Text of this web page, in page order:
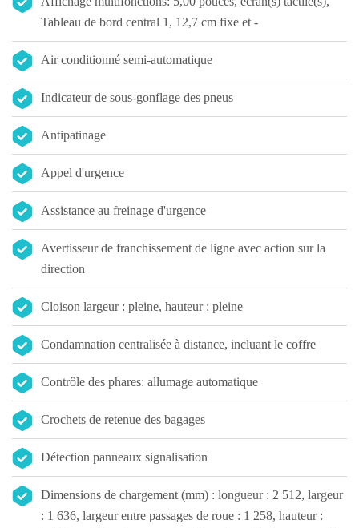
Tableau de bord central 1, 12,7 cm fixe et -
Air conditionné semi-automatique
Indicateur de sous-gonflage des pneus
Antipatinage
Appel d'urgence
Assistance au freinage d'urgence
Avertisseur de franchissement de ligne avec action sur la
direction
Cloison largeur : pleine, hauteur : pleine
Condamnation centralisée à distance, incluant le coffre
Contrôle des phares: allumage automatique
Crochets de retenue des bagages
Détection panneaux signalisation
Dimensions de chargement (mm) : longueur : 2 512, largeur
: 1 636, largeur entre passages de roue : 1 258, hauteur :